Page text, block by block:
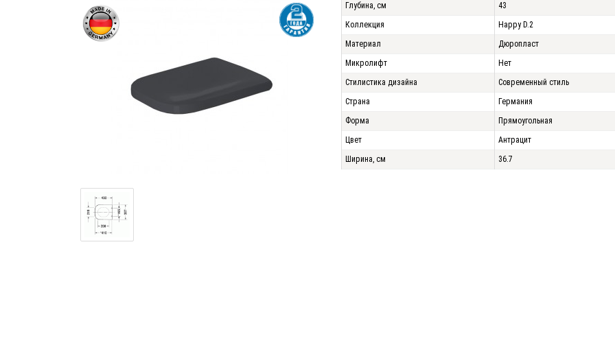
Глубина, см
43
Коллекция
Happy D.2
Материал
Дюропласт
Микролифт
Нет
Стилистика дизайна
Современный стиль
Страна
Германия
Форма
Прямоугольная
Цвет
Антрацит
Ширина, см
36.7